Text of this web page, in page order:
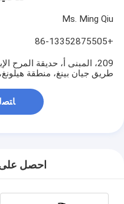
Ms. Ming Qiu
+86-13352875505
طريق جيان بينغ، منطقة هيلونغ، قوانغتشو
احصل